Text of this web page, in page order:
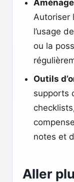
Autoriser
l’usage
ou la
Outils
supports
notes et
Aller